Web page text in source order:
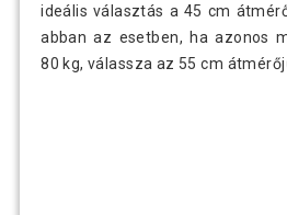
ideális választás a 45 cm
abban az esetben, ha azonos
80 kg, válassza az 55 cm